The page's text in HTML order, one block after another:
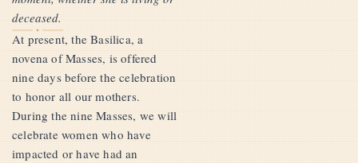
deceased.
At present, the Basilica, a
novena of Masses, is offered
nine days before the celebration
to honor all our mothers.
During the nine Masses, we will
celebrate women who have
impacted or have had an